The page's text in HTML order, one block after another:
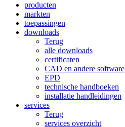
producten
markten
toepassingen
downloads
Terug
alle downloads
certificaten
CAD en andere software
EPD
technische handboeken
installatie handleidingen
services
Terug
services overzicht